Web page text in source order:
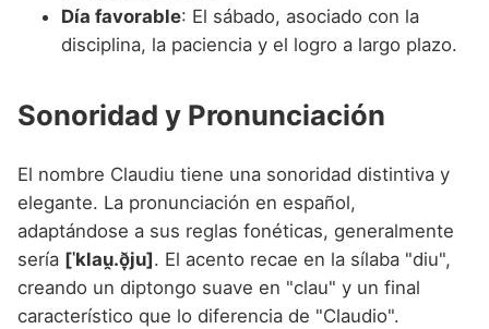
Día favorable: El sábado, asociado con la
disciplina, la paciencia y el logro a largo plazo.
Sonoridad y Pronunciación
El nombre Claudiu tiene una sonoridad distintiva y
elegante. La pronunciación en español,
adaptándose a sus reglas fonéticas, generalmente
sería [ˈklau̯.ð̞ju]. El acento recae en la sílaba "diu",
creando un diptongo suave en "clau" y un final
característico que lo diferencia de "Claudio".